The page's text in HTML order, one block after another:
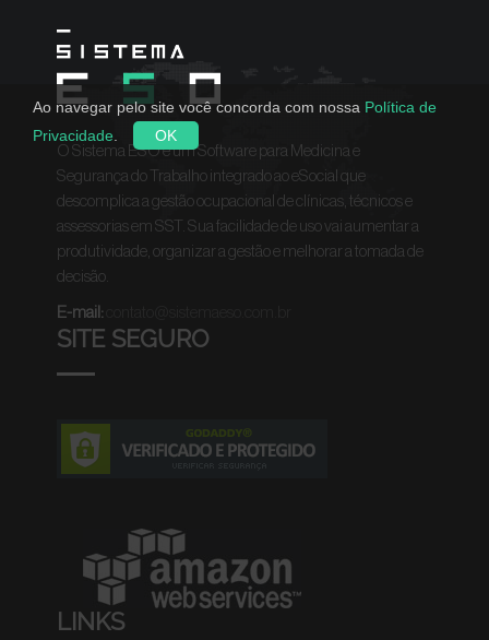
O Sistema ESO é um Software para Medicina e
Segurança do Trabalho integrado ao eSocial que
descomplica a gestão ocupacional de clínicas, técnicos e
assessorias em SST. Sua facilidade de uso vai aumentar a
produtividade, organizar a gestão e melhorar a tomada de
decisão.
E-mail:
SITE SEGURO
LINKS
Ao navegar pelo site você concorda com nossa Política de
Privacidade
OK